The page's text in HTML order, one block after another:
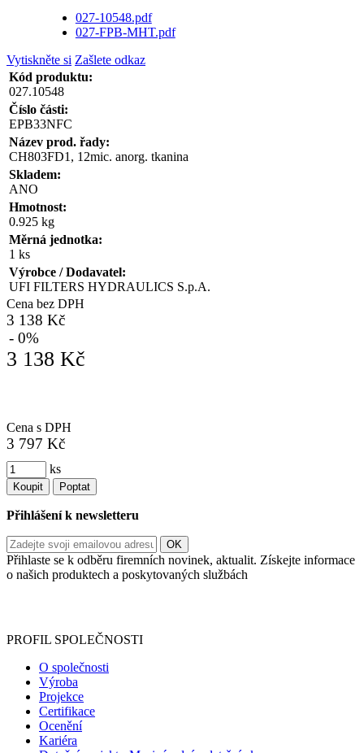
027-10548.pdf
027-FPB-MHT.pdf
Vytiskněte si Zašlete odkaz
Kód produktu:
027.10548
Číslo části:
EPB33NFC
Název prod. řady:
CH803FD1, 12mic. anorg. tkanina
Skladem:
ANO
Hmotnost:
0.925 kg
Měrná jednotka:
1 ks
Výrobce / Dodavatel:
UFI FILTERS HYDRAULICS S.p.A.
Cena bez DPH
3 138 Kč
- 0%
3 138 Kč
Cena s DPH
3 797 Kč
ks
Koupit Poptat
Přihlášení k newsletteru
Přihlaste se k odběru firemních novinek, aktualit. Získejte informace
o našich produktech a poskytovaných službách
PROFIL SPOLEČNOSTI
O společnosti
Výroba
Projekce
Certifikace
Ocenění
Kariéra